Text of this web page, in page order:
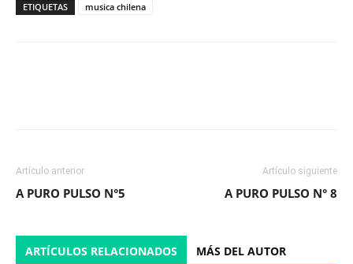
ETIQUETAS musica chilena
Artículo anterior
A PURO PULSO N°5
Artículo siguiente
A PURO PULSO N° 8
ARTÍCULOS RELACIONADOS MÁS DEL AUTOR